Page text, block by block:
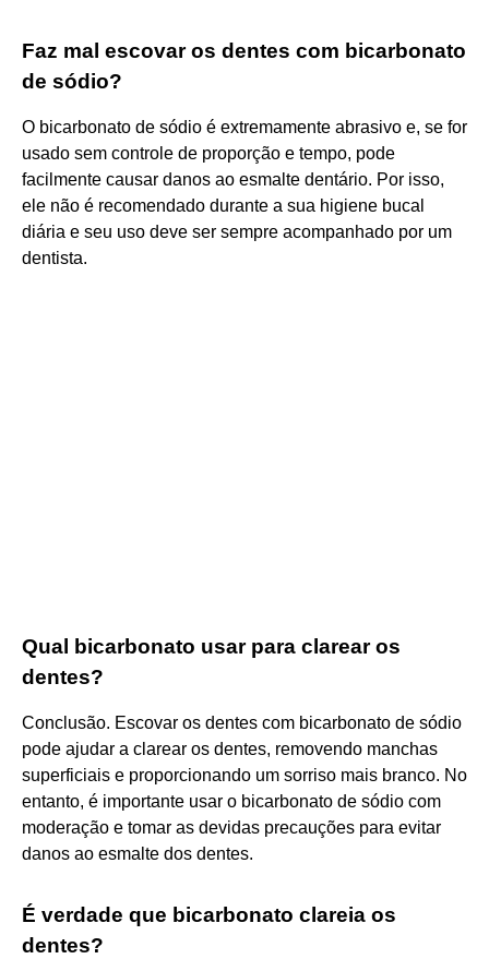
Faz mal escovar os dentes com bicarbonato
de sódio?
O bicarbonato de sódio é extremamente abrasivo e, se for
usado sem controle de proporção e tempo, pode
facilmente causar danos ao esmalte dentário. Por isso,
ele não é recomendado durante a sua higiene bucal
diária e seu uso deve ser sempre acompanhado por um
dentista.
Qual bicarbonato usar para clarear os
dentes?
Conclusão. Escovar os dentes com bicarbonato de sódio
pode ajudar a clarear os dentes, removendo manchas
superficiais e proporcionando um sorriso mais branco. No
entanto, é importante usar o bicarbonato de sódio com
moderação e tomar as devidas precauções para evitar
danos ao esmalte dos dentes.
É verdade que bicarbonato clareia os
dentes?